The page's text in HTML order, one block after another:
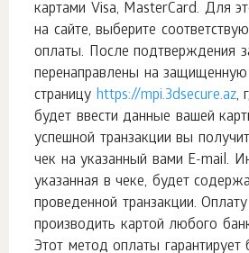
картами Visa, MasterСard. Для
на сайте, выберите
оплаты. После подтверждения
перенаправлены на
страницу https://mpi.3dsecure.az,
будет ввести данные вашей
успешной транзакции вы
чек на указанный вами E-mail.
указанная в чеке, будет
проведенной транзакции.
производить картой любого
Этот метод оплаты гарантирует